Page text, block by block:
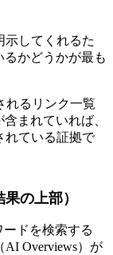
示してくれるた
かどうかが最も
れるリンク一覧
まれていれば、
れている証拠で
の上部）
ドを検索する
Overviews）が